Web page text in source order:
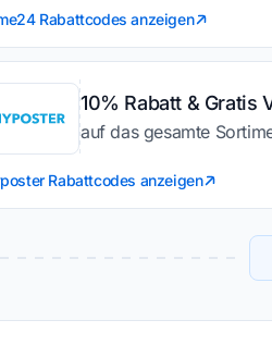
Rabattcodes anzeigen
10% Rabatt & Gratis
auf das gesamte
Rabattcodes anzeigen